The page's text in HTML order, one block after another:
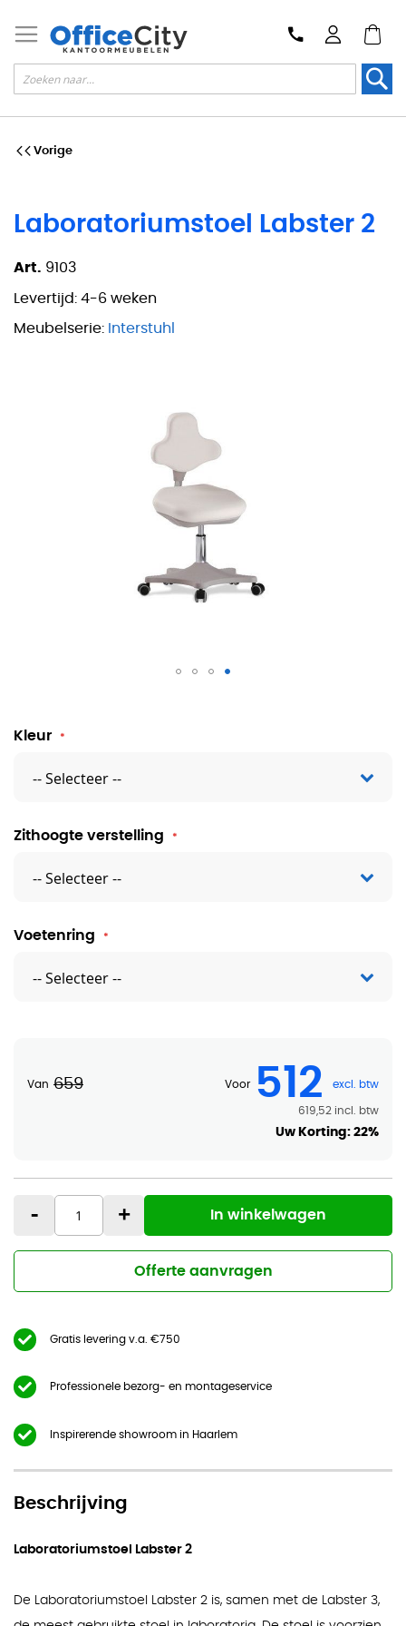
Laboratoriumstoel Labster 2
Art. 9103
Levertijd: 4-6 weken
Meubelserie: Interstuhl
Laboratoriumstoel Labster 2
Kleur
Zithoogte verstelling
Voetenring
Voor 512
619,52
Van 659
Uw Korting:22%
- + In winkelwagen
Offerte aanvragen
Gratis levering v.a. €750
Professionele bezorg- en montageservice
Inspirerende showroom in Haarlem
Vorige
Beschrijving
Laboratoriumstoel Labster 2
De Laboratoriumstoel Labster 2 is, samen met de Labster 3,